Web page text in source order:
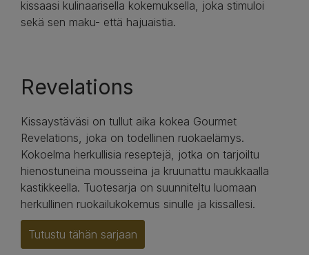
kissaasi kulinaarisella kokemuksella, joka stimuloi
sekä sen maku- että hajuaistia.
Revelations
Kissaystäväsi on tullut aika kokea Gourmet
Revelations, joka on todellinen ruokaelämys.
Kokoelma herkullisia reseptejä, jotka on tarjoiltu
hienostuneina mousseina ja kruunattu maukkaalla
kastikkeella. Tuotesarja on suunniteltu luomaan
herkullinen ruokailukokemus sinulle ja kissallesi.
Tutustu tähän sarjaan